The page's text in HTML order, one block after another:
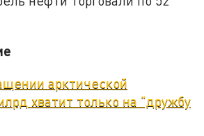
арктической
хватит только на "дружбу